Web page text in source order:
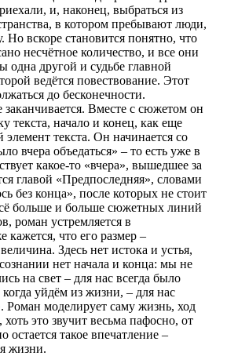
и, наконец, выбраться из
в котором пребывают люди,
вскоре становится понятно, что
несчётное количество, и все они
одна другой и судьбе главной
ведётся повествование. Этот
до бесконечности.
Вместе с сюжетом он
текста, начало и конец, как еще
текста. Он начинается со
вчера объедаться» – то есть уже в
какое-то «вчера», вышедшее за
главой «Предпоследняя», словами
без конца», после которых не стоит
больше и больше сюжетных линий
роман устремляется в
кажется, что его размер –
Здесь нет истока и устья,
нет начала и конца: мы не
на свет – для нас всегда было
когда уйдём из жизни, – для нас
Роман моделирует саму жизнь, ход
это звучит весьма пафосно, от
остается такое впечатление –
жизни.